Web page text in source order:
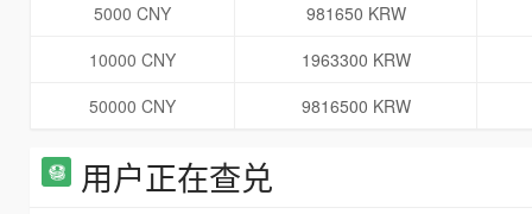
5000 CNY
981650 KRW
10000 CNY
1963300 KRW
50000 CNY
9816500 KRW
用户正在查兑